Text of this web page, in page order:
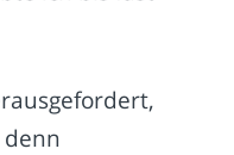
denn